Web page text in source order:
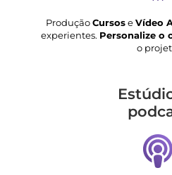
ProduçãoCursoseVídeo
experientes. Personalize o
o